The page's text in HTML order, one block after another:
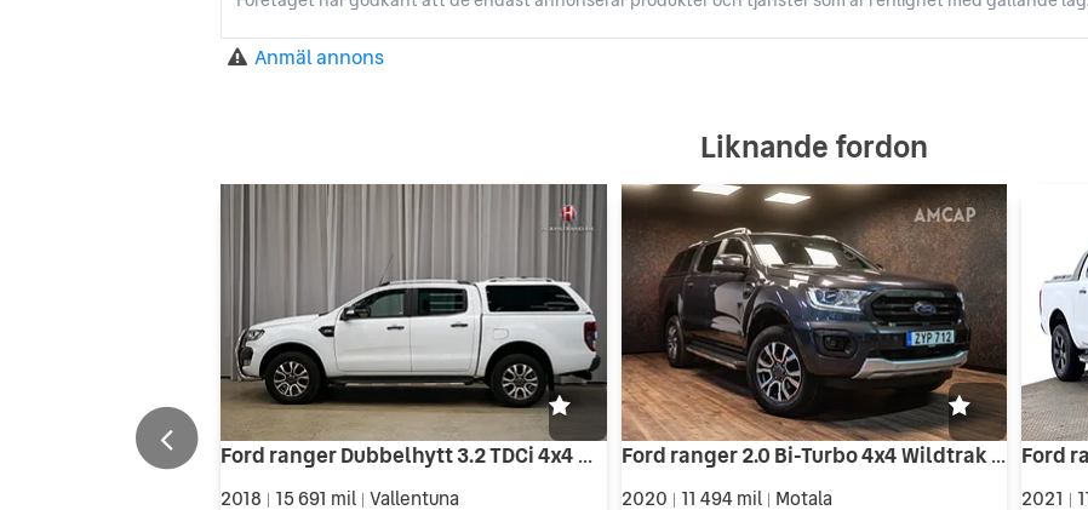
Anmäl annons
Liknande fordon
Ford ranger Dubbelhytt 3.2 TDCi 4x4 Wildtrak Drag P-värme Moms
2018 15 691 mil Vallentuna
Ford ranger 2.0 Bi-Turbo 4x4 Wildtrak | MOMS | Kåpa | 3071 kr/mån
2020 | 11 494 mil | Motala 2021